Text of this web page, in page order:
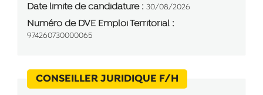
Date limite de candidature : 30/08/2026
Numéro de DVE Emploi Territorial :
974260730000065
CONSEILLER JURIDIQUE F/H